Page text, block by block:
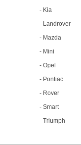
- Kia
- Landrover
- Mazda
- Mini
- Opel
- Pontiac
- Rover
- Smart
- Triumph